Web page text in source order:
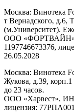
Москва: Винотека
т Вернадского, д.6,
(м.Университет).
ООО «ФОРТВАЙН»,
1197746673376,
26.05.2028
Москва: Винотека
Жукова, д.39,
до 23 часов.
ООО «Харвест»,
лицензия: